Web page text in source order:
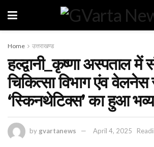
Home उत्तराखण्ड
हल्द्वानी_कृष्णा अस्पताल में
चिकित्सा विभाग एंव वेलनेस
‘स्किनथेटिक्स’ का हुआ
by gvartanews April 4, 2025